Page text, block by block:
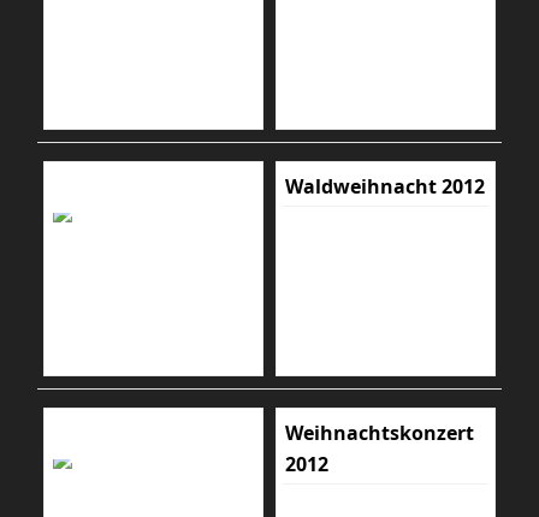
Waldweihnacht 2012
Weihnachtskonzert
2012